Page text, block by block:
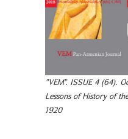
"VEM". ISSUE 4 (64).
Lessons of History of
1920